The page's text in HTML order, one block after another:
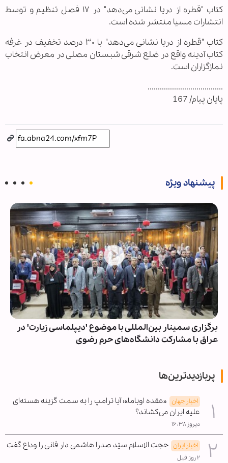
کتاب "قطره از دریا نشانی می‌دهد" در ۱۷ فصل تنظیم و توسط
انتشارات مسیا منتشر شده است.
کتاب "قطره از دریا نشانی می‌دهد" با ۳۰ درصد تخفیف در غرفه
کتاب آدینه واقع در ضلع شرقی شبستان مصلی در معرض انتخاب
نمازگزاران است.
.....................................
پایان پیام/ 167
پیشنهاد ویژه
برگزاری سمینار بین‌المللی با موضوع 'دیپلماسی زیارت' در
عراق با مشارکت دانشگاه‌های حرم رضوی
پربازدیدترین‌ها
اخبار جهان «عقده اوباما»؛ آیا ترامپ را به سمت گزینه هسته‌ای
علیه ایران می‌کشاند؟
دیروز ۱۶:۳۸
اخبار ایران حجت الاسلام سیّد صدرا هاشمی دار فانی را وداع گفت
۲ روز قبل